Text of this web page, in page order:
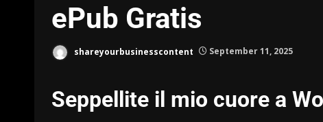
ePub Gratis
shareyourbusinesscontent September 11, 2025
Seppellite il mio cuore a